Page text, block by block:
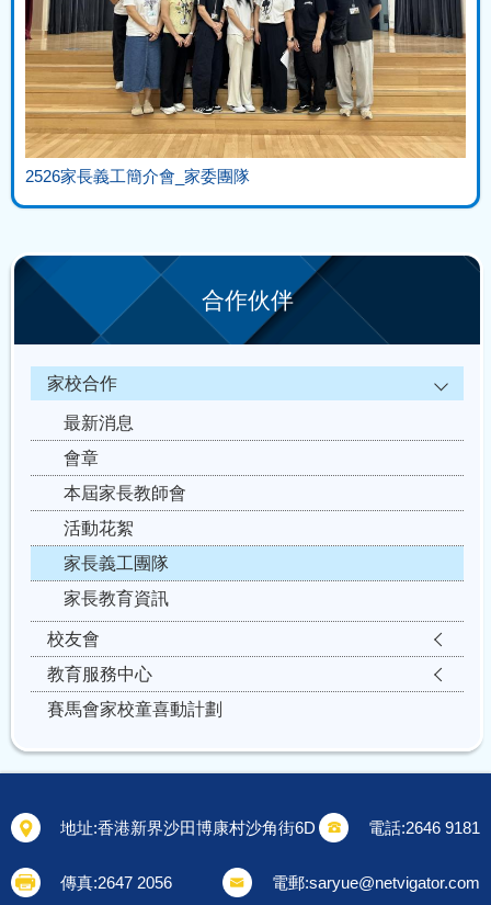
2526家長義工簡介會_家委團隊
合作伙伴
家校合作
最新消息
會章
本屆家長教師會
活動花絮
家長義工團隊
家長教育資訊
校友會
教育服務中心
賽馬會家校童喜動計劃
地址:香港新界沙田博康村沙角街6D 電話:2646 9181
傳真:2647 2056 電郵:saryue@netvigator.com